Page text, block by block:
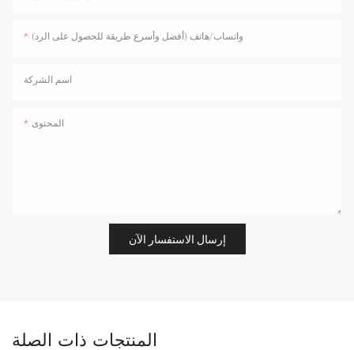
واتساب/هاتف (أفضل وأسرع طريقة للحصول على الرد)
اسم الشركة
المحتوى
إرسال الاستفسار الآن
المنتجات ذات الصلة